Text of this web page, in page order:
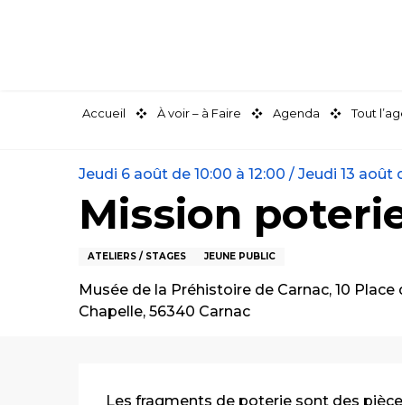
Accueil À voir – à Faire Agenda Tout
Jeudi 6 août de 10:00 à 12:00 / Jeudi 13 août
Mission
ATELIERS / STAGES JEUNE PUBLIC
Musée de la Préhistoire de Carnac, 10 Place
Chapelle, 56340 Carnac
Les fragments de poterie sont des